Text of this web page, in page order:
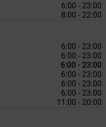
6:00 - 23:00
8:00 - 22:00
6:00 - 23:00
6:00 - 23:00
6:00 - 23:00
6:00 - 23:00
6:00 - 23:00
6:00 - 23:00
11:00 - 20:00